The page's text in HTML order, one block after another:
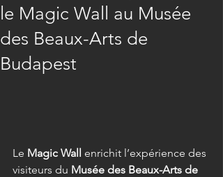
le Magic Wall au Musée
des Beaux-Arts de
Budapest
Le Magic Wall enrichit l’expérience des
visiteurs du Musée des Beaux-Arts de